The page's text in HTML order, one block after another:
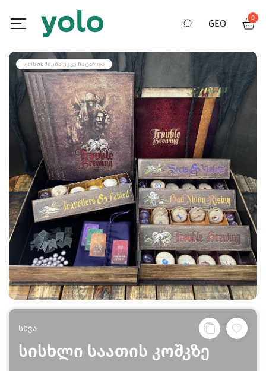
GEO
ENG
0
ᲦᲝᲜᲘᲡᲫᲘᲔᲑᲐ ᲣᲙᲕᲔ ᲩᲐᲢᲐᲠᲓᲐ
სხვა
სისხლი საათის კოშკზე